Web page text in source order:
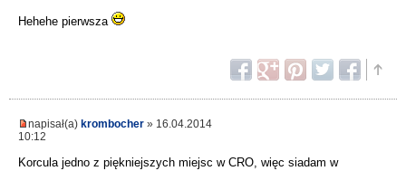
Hehehe pierwsza
napisał(a) krombocher » 16.04.2014
10:12
Korcula jedno z piękniejszych miejsc w CRO, więc siadam w